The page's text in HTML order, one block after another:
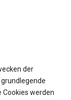
der
Cookies werden